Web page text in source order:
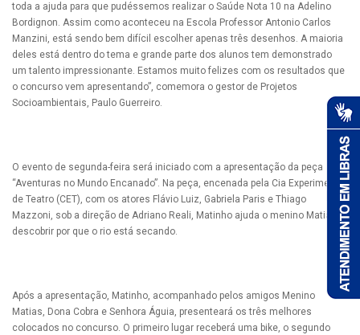
toda a ajuda para que pudéssemos realizar o Saúde Nota 10 na Adelino
Bordignon. Assim como aconteceu na Escola Professor Antonio Carlos
Manzini, está sendo bem difícil escolher apenas três desenhos. A maioria
deles está dentro do tema e grande parte dos alunos tem demonstrado
um talento impressionante. Estamos muito felizes com os resultados que
o concurso vem apresentando”, comemora o gestor de Projetos
Socioambientais, Paulo Guerreiro.
O evento de segunda-feira será iniciado com a apresentação da peça
“Aventuras no Mundo Encanado”. Na peça, encenada pela Cia Experimental
de Teatro (CET), com os atores Flávio Luiz, Gabriela Paris e Thiago
Mazzoni, sob a direção de Adriano Reali, Matinho ajuda o menino Matias a
descobrir por que o rio está secando.
Após a apresentação, Matinho, acompanhado pelos amigos Menino
Matias, Dona Cobra e Senhora Águia, presenteará os três melhores
colocados no concurso. O primeiro lugar receberá uma bike, o segundo